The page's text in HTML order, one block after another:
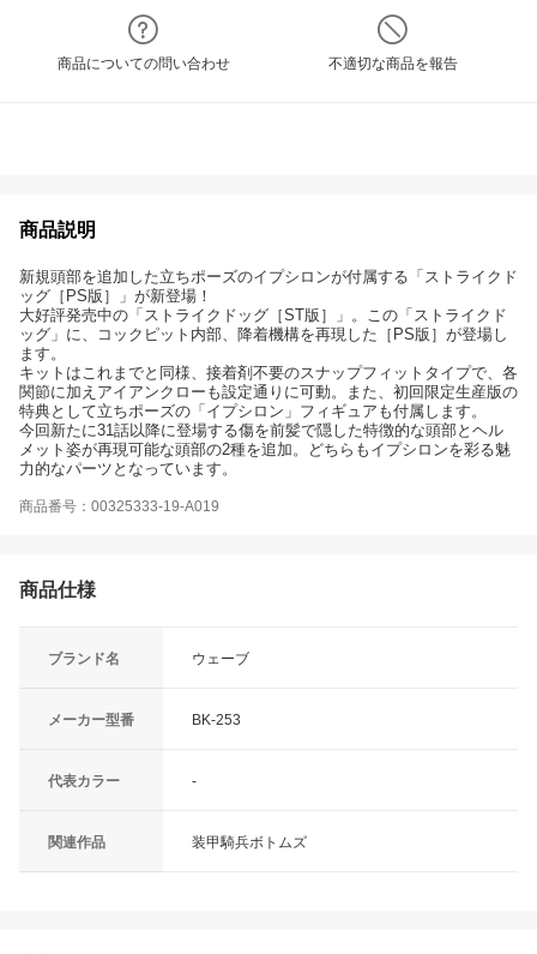
商品についての問い合わせ 不適切な商品を報告
商品説明
新規頭部を追加した立ちポーズのイプシロンが付属する「ストライクド
ッグ［PS版］」が新登場！
大好評発売中の「ストライクドッグ［ST版］」。この「ストライクド
ッグ」に、コックピット内部、降着機構を再現した［PS版］が登場し
ます。
キットはこれまでと同様、接着剤不要のスナップフィットタイプで、各
関節に加えアイアンクローも設定通りに可動。また、初回限定生産版の
特典として立ちポーズの「イプシロン」フィギュアも付属します。
今回新たに31話以降に登場する傷を前髪で隠した特徴的な頭部とヘル
メット姿が再現可能な頭部の2種を追加。どちらもイプシロンを彩る魅
力的なパーツとなっています。
商品番号：00325333-19-A019
商品仕様
ブランド名 ウェーブ
メーカー型番 BK-253
代表カラー -
関連作品 装甲騎兵ボトムズ